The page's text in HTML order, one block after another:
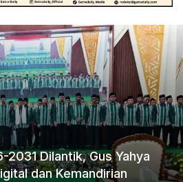
Nasional
Ketum Progib Dorong